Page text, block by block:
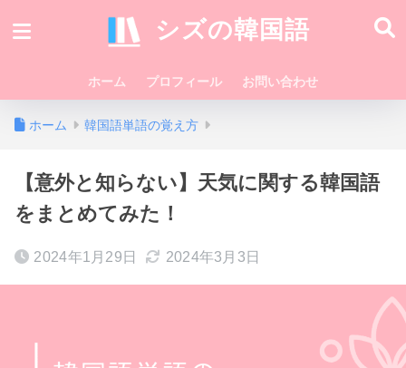
シズの韓国語
ホーム プロフィール お問い合わせ
ホーム 韓国語単語の覚え方
【意外と知らない】天気に関する韓国語
をまとめてみた！
2024年1月29日 2024年3月3日